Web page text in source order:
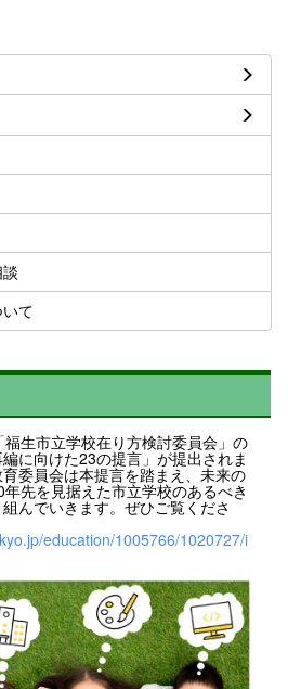
て
生市立学校在り方検討委員会」の
に向けた23の提言」が提出されま
委員会は本提言を踏まえ、未来の
先を見据えた市立学校のあるべき
んでいきます。ぜひご覧くださ
education/1005766/1020727/i